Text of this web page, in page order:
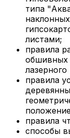
типа
листами;
правила
обшивных
правила
правила
способы